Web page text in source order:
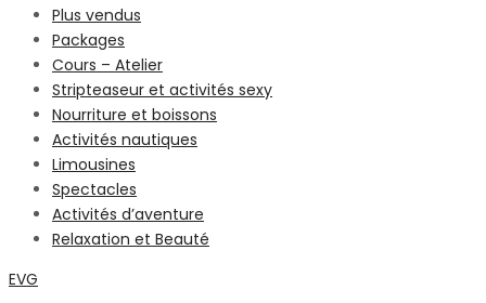
Plus vendus
Packages
Cours – Atelier
Stripteaseur et activités sexy
Nourriture et boissons
Activités nautiques
Limousines
Spectacles
Activités d’aventure
Relaxation et Beauté
EVG